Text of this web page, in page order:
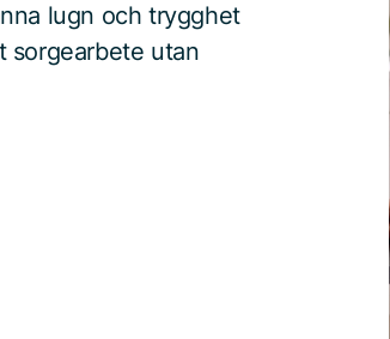
lugn och trygghet
sorgearbete utan